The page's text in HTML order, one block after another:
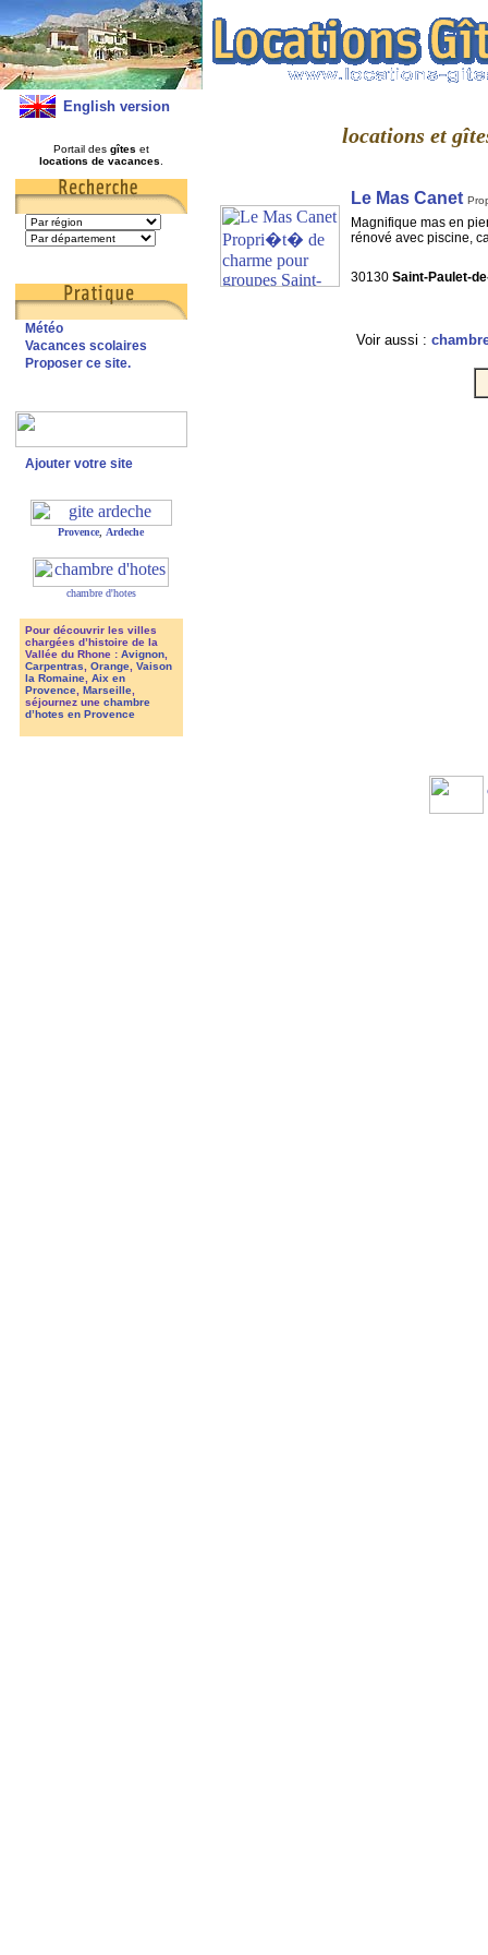
English version
Portail des gîtes et
locations de vacances
Météo
Vacances scolaires
Proposer ce site.
Ajouter votre site
Provence Ardeche
chambre d'hotes
Pour découvrir les villes
chargées d’histoire de la
Vallée du Rhone : Avignon,
Carpentras
Orange, Vaison
la Romaine, Aix en
Provence, Marseille,
séjournez une chambre
d’hotes en Provence
locations et
Le Mas Canet
Magnifique mas en
rénové avec piscine,
30130 Saint-Paulet-
Voir aussi :